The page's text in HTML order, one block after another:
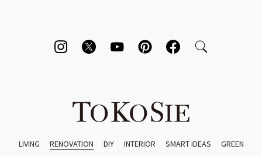
LIVING RENOVATION DIY INTERIOR SMART IDEAS
GREEN